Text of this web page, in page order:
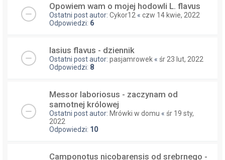
Opowiem wam o mojej hodowli L. flavus
Ostatni post autor: Cykor12 « czw 14 kwie, 2022
Odpowiedzi: 6
lasius flavus - dziennik
Ostatni post autor: pasjamrowek « śr 23 lut, 2022
Odpowiedzi: 8
Messor laboriosus - zaczynam od
samotnej królowej
Ostatni post autor: Mrówki w domu « śr 19 sty,
2022
Odpowiedzi: 10
Camponotus nicobarensis od srebrnego -